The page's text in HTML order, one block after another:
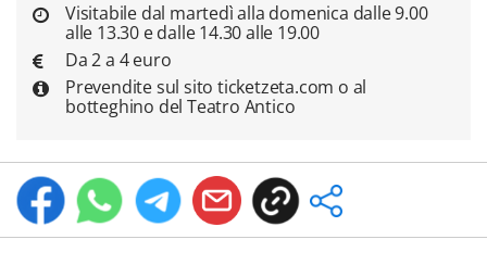
Visitabile dal martedì alla domenica dalle 9.00
alle 13.30 e dalle 14.30 alle 19.00
Da 2 a 4 euro
Prevendite sul sito ticketzeta.com o al
botteghino del Teatro Antico